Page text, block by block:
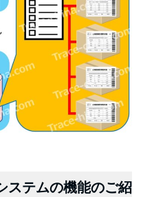
ステムの機能のご紹